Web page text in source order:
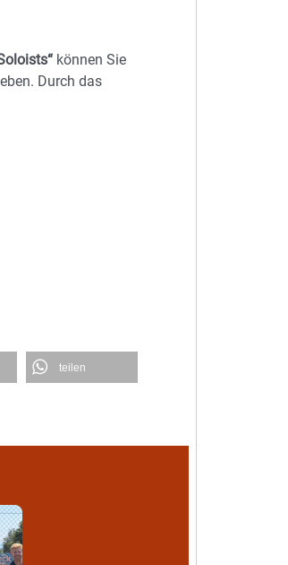
können Sie
Durch das
teilen